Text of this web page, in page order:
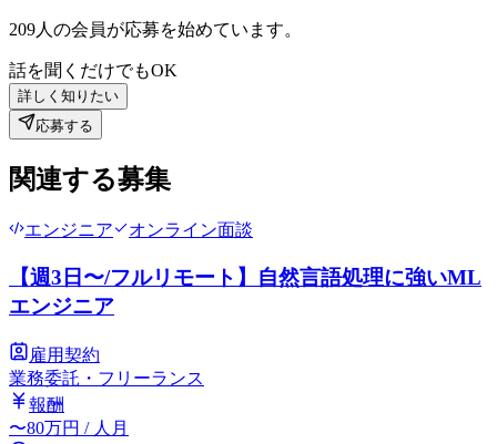
209人の会員が応募を始めています。
話を聞くだけでもOK
詳しく知りたい
応募する
関連する募集
エンジニア オンライン面談
【週3日〜/フルリモート】自然言語処理に強いML
エンジニア
雇用契約
業務委託・フリーランス
報酬
〜80万円 / 人月